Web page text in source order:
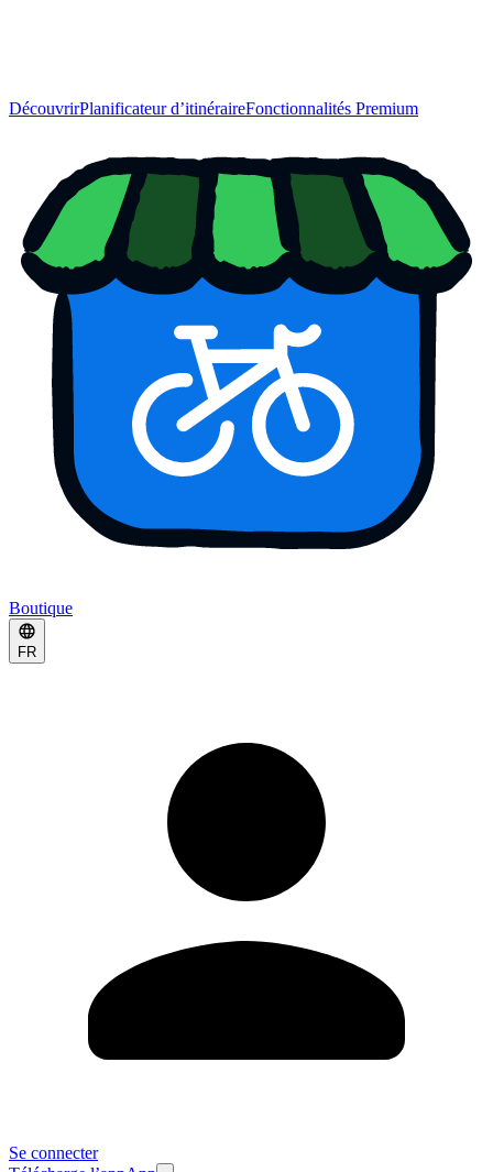
DécouvrirPlanificateur d’itinéraireFonctionnalités Premium
Boutique
FR
Se connecter